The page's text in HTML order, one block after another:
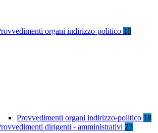
organi indirizzo-politico 18
Provvedimenti organi indirizzo-politico 18
dirigenti - amministrativi 23